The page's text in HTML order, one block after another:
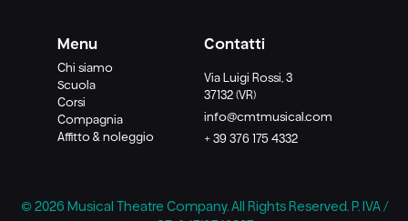
Menu
Chi siamo
Scuola
Corsi
Compagnia
Affitto & noleggio
Contatti
Via Luigi Rossi, 3
37132 (VR)
info@cmtmusical.com
+ 39 376 175 4332
© 2026 Musical Theatre Company. All Rights Reserved. P. IVA /